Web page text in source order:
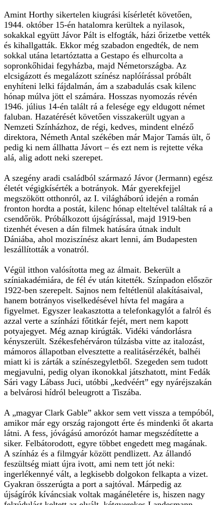
Amint Horthy sikertelen kiugrási kísérletét követően,
1944. október 15-én hatalomra kerültek a nyilasok,
sokakkal együtt Jávor Pált is elfogták, házi őrizetbe vették
és kihallgatták. Ekkor még szabadon engedték, de nem
sokkal utána letartóztatta a Gestapo és elhurcolta a
sopronkőhidai fegyházba, majd Németországba. Az
elcsigázott és megalázott színész naplóírással próbált
enyhíteni lelki fájdalmán, ám a szabadulás csak kilenc
hónap múlva jött el számára. Hosszas nyomozás révén
1946. július 14-én talált rá a felesége egy eldugott német
faluban. Hazatérését követően visszakerült ugyan a
Nemzeti Színházhoz, de régi, kedves, mindent elnéző
direktora, Németh Antal székében már Major Tamás ült, ő
pedig ki nem állhatta Jávort – és ezt nem is rejtette véka
alá, alig adott neki szerepet.
A szegény aradi családból származó Jávor (Jermann) egész
életét végigkísérték a botrányok. Már gyerekfejjel
megszökött otthonról, az I. világháború idején a román
fronton hordta a postát, kilenc hónap elteltével találtak rá a
csendőrök. Próbálkozott újságírással, majd 1919-ben
tizenhét évesen a dán filmek hatására útnak indult
Dániába, ahol moziszínész akart lenni, ám Budapesten
leszállították a vonatról.
Végül itthon valósította meg az álmait. Bekerült a
színiakadémiára, de fél év után kitették. Színpadon először
1922-ben szerepelt. Sajnos nem feltétlenül alakításaival,
hanem botrányos viselkedésével hívta fel magára a
figyelmet. Egyszer leakasztotta a telefonkagylót a falról és
azzal verte a színházi főtitkár fejét, mert nem kapott
potyajegyet. Még aznap kirúgták. Vidéki vándorlásra
kényszerült. Székesfehérváron túlzásba vitte az italozást,
mámoros állapotban elvesztette a realitásérzékét, balhéi
miatt ki is zárták a színészegyletből. Szegeden sem tudott
megjavulni, pedig olyan ikonokkal játszhatott, mint Fedák
Sári vagy Lábass Juci, utóbbi „kedvéért” egy nyáréjszakán
a belvárosi hídról beleugrott a Tiszába.
A „magyar Clark Gable” akkor sem vett vissza a tempóból,
amikor már egy ország rajongott érte és mindenki őt akarta
látni. A fess, jóvágású amorózót hamar megszédítette a
siker. Felbátorodott, egyre többet engedett meg magának.
A színház és a filmgyár között pendlizett. Az állandó
feszültség miatt újra ivott, ami nem tett jót neki:
ingerlékennyé vált, a legkisebb dolgokon felkapta a vizet.
Gyakran összerúgta a port a sajtóval. Márpedig az
újságírók kíváncsiak voltak magánéletére is, hiszen nagy